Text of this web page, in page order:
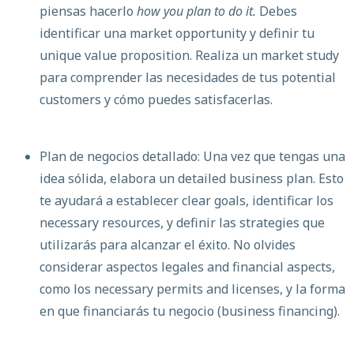
piensas hacerlo how you plan to do it. Debes
identificar una market opportunity y definir tu
unique value proposition. Realiza un market study
para comprender las necesidades de tus potential
customers y cómo puedes satisfacerlas.
Plan de negocios detallado: Una vez que tengas una
idea sólida, elabora un detailed business plan. Esto
te ayudará a establecer clear goals, identificar los
necessary resources, y definir las strategies que
utilizarás para alcanzar el éxito. No olvides
considerar aspectos legales and financial aspects,
como los necessary permits and licenses, y la forma
en que financiarás tu negocio (business financing).